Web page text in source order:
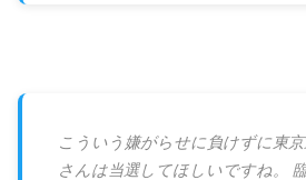
こういう嫌がらせに負けずに東
さんは当選してほしいですね。